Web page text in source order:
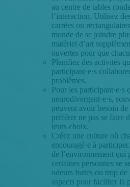
au centre de tables
l’interaction. Utilisez
carrées ou
monde de se joindre
matériel d’art
ouvertes pour que
Planifiez des activités
participant·e·s
problèmes.
Pour les participant·e·s
neurodivergent·e·s,
peuvent avoir besoin
préférer ne pas se faire
leurs choix.
Créez une culture où
encouragé·e à
de l’environnement qui
certaines personnes se
odeurs fortes ou trop
aspects pour faciliter la